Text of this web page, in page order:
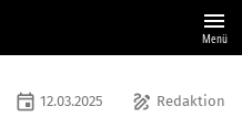
menu
Menü
draw Redaktion
event 12.03.2025